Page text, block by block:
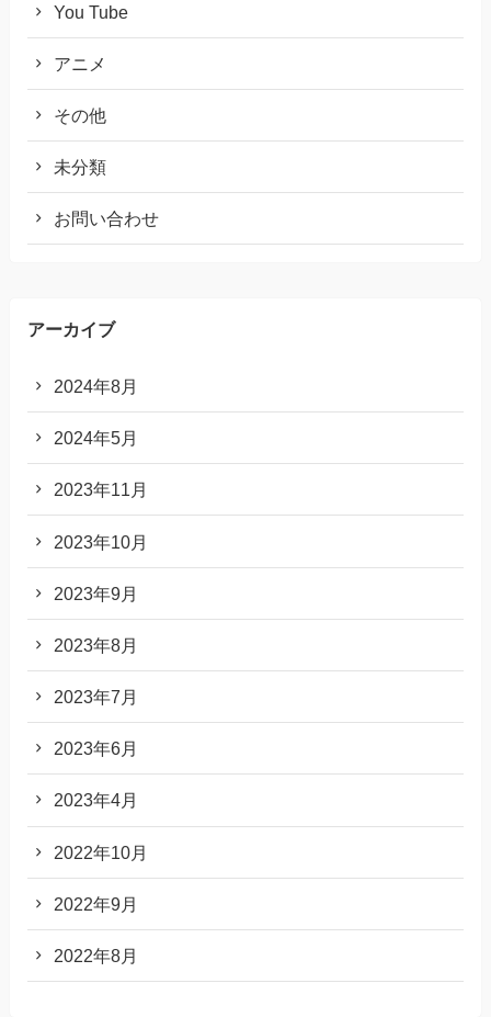
You Tube
アニメ
その他
未分類
お問い合わせ
アーカイブ
2024年8月
2024年5月
2023年11月
2023年10月
2023年9月
2023年8月
2023年7月
2023年6月
2023年4月
2022年10月
2022年9月
2022年8月